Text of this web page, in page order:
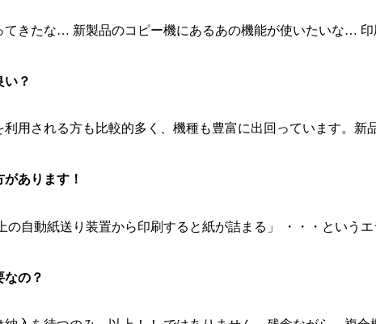
きたな… 新製品のコピー機にあるあの機能が使いたいな… 印
い？
用される方も比較的多く、機種も豊富に出回っています。新
あります！
自動紙送り装置から印刷すると紙が詰まる」 ・・・というエ
の？